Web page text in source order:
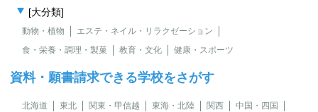
[大分類]
動物・植物
エステ・ネイル・リラクゼーション
食・栄養・調理・製菓
教育・文化 健康・スポーツ
資料・願書請求できる学校をさがす
北海道 東北 関東・甲信越 東海・北陸 関西
中国・四国